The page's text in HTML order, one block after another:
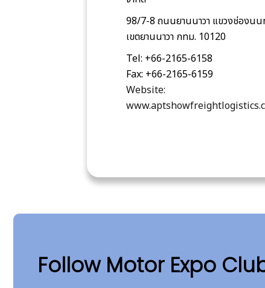
98/7-8 ถนนยานนาวา แขวงช่องน
เขตยานนาวา กทม. 10120
Tel: +66-2165-6158
Fax: +66-2165-6159
Website:
Follow Motor Expo